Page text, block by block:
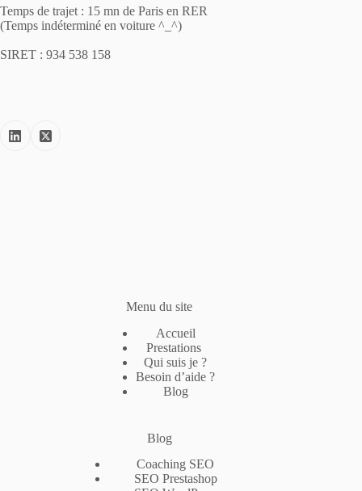
Temps de trajet : 15 mn de Paris en RER
(Temps indéterminé en voiture ^_^)
SIRET : 934 538 158
Menu du site
Accueil
Prestations
Qui suis je ?
Besoin d’aide ?
Blog
Blog
Coaching SEO
SEO Prestashop